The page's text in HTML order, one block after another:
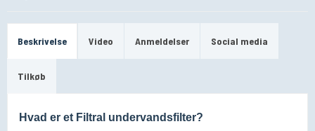
Beskrivelse Video Anmeldelser Social media
Tilkøb
Hvad er et Filtral undervandsfilter?